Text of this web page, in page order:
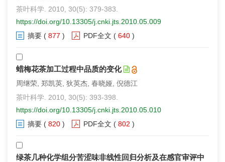
茶叶科学. 2010, 30(5): 379-383.
https://doi.org/10.13305/j.cnki.jts.2010.05.009
摘要 ( 877 ) PDF全文 ( 640 )
蜡梅花茶加工过程中品质的变化
周继荣, 郑凯英, 狄英杰, 春晓娅, 倪德江
茶叶科学. 2010, 30(5): 393-398.
https://doi.org/10.13305/j.cnki.jts.2010.05.010
摘要 ( 820 ) PDF全文 ( 802 )
绿茶几种化学组分苦涩味非线性回归分析及在感官审评中